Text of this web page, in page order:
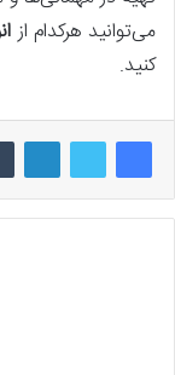
می‌توانید هرکدام از
کنید.